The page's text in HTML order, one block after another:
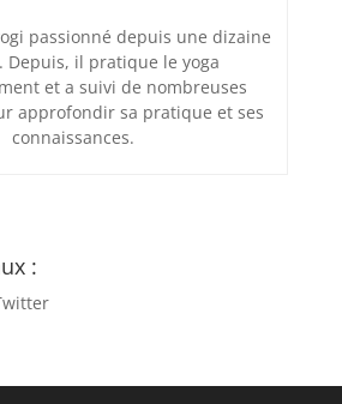
passionné depuis une dizaine
Depuis, il pratique le yoga
et a suivi de nombreuses
approfondir sa pratique et ses
connaissances.
: